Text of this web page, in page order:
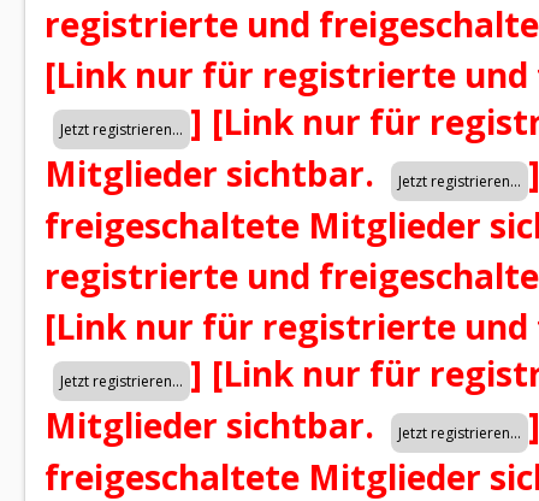
registrierte und
[Link nur für registrierte
] [Link nur für
Mitglieder sichtbar.
]
freigeschaltete Mitglieder
registrierte und
[Link nur für registrierte
] [Link nur für
Mitglieder sichtbar.
]
freigeschaltete Mitglieder